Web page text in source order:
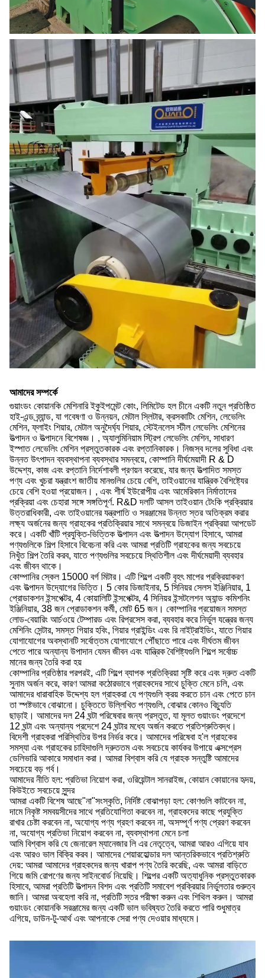
আমাদের সম্পর্কে
গুয়াংডং কোয়ানকি মেশিনারি ইকুইপমেন্ট কোং, লিমিটেড হল চীনে একটি নতুন প্রতিষ্ঠিত
হাই-এন্ড ব্র্যান্ড, যা গবেষণা ও উন্নয়ন, মেটাল স্লিটার, ক্রসকাটিং মেশিন, লেভেলিং
মেশিন, ফ্লাইং শিয়ার, মেটাল অনুদৈর্ঘ্য শিয়ার, স্টেইনলেস স্টীল লেভেলিং মেশিনের
উত্পাদন ও উত্পাদনে বিশেষজ্ঞ। , অ্যালুমিনিয়াম স্ট্রিপ লেভেলিং মেশিন, সাধারণ
ইস্পাত লেভেলিং মেশিন প্রস্তুতকারক এবং রপ্তানিকারক। নিজস্ব দলের সুবিধা এবং
উন্নত উৎপাদন ব্যবস্থাপনা ব্যবস্থার সমন্বয়ে, কোম্পানি দীর্ঘমেয়াদী R & D
উদ্দেশ্য, কাজ এবং রপ্তানি নির্দেশাবলী প্রণয়ন করেছে, যার জন্য উত্পাদিত সমস্ত
পণ্য এবং খুচরা যন্ত্রাংশ জাতীয় মানগুলির চেয়ে বেশি, তাইওয়ানের যান্ত্রিক বৈশিষ্ট্যের
চেয়ে বেশি হওয়া প্রয়োজন। , এবং শীর্ষ ইউরোপীয় এবং আমেরিকান নির্মাতাদের
প্রক্রিয়া এবং চেহারা সঙ্গে সঙ্গতিপূর্ণ. R&D দলটি আসল তাইওয়ান টেংকি প্রক্রিয়ার
উত্তরাধিকারী, এবং তাইওয়ানের যন্ত্রপাতি ও সরঞ্জামের উন্নত স্তর অতিক্রম করার
লক্ষ্য অর্জনের জন্য গ্রাহকের প্রতিক্রিয়ার সাথে সমন্বয়ে ডিজাইন প্রক্রিয়া আপডেট
করে। একটি খাঁটি প্রযুক্তি-ভিত্তিক উত্পাদন এবং উত্পাদন উদ্যোগ হিসাবে, আমরা
পণ্যগুলিকে শিল্প হিসাবে বিবেচনা করি এবং আমরা প্রতিটি গ্রাহকের জন্য সবচেয়ে
নিখুঁত শিল্প তৈরি করব, যাতে পণ্যগুলির সবচেয়ে স্থিতিশীল এবং দীর্ঘমেয়াদী ব্যবহার
এবং জীবন থাকে।
কোম্পানির স্কেল 15000 বর্গ মিটার। এটি শিল্পে একটি বৃহৎ মাপের প্রক্রিয়াকরণ
এবং উত্পাদন উদ্যোগের ভিত্তি। 5 কোর ডিজাইনার, 5 সিনিয়র সেলস ইঞ্জিনিয়ার, 1
প্রোডাকশন ইন্সপেক্টর, 4 কোয়ালিটি ইন্সপেক্টর, 4 সিনিয়র ইন্সটলেশন অ্যান্ড কমিশনিং
ইঞ্জিনিয়ার, 38 জন প্রোডাকশন কর্মী, মোট 65 জন। কোম্পানির প্রয়োজন সমস্ত
লোড-বেয়ারিং আর্চওয়ে টেম্পারড এবং রিপ্রসেস করা, ব্যবহার করে নির্ভুল যন্ত্রের জন্য
মেশিনিং সেন্টার, সমস্ত গিয়ার হবিং, গিয়ার গ্রাইন্ডিং এবং রি নাইট্রাইডিং, যাতে গিয়ার
যোগাযোগের অবস্থানটি সর্বোত্তম যোগাযোগে পৌঁছাতে পারে এবং দীর্ঘতম জীবন
পেতে পারে অন্যান্য উপাদান যেমন জীবন এবং যান্ত্রিক বৈশিষ্ট্যগুলি শিল্পে সর্বোচ্চ
মানের জন্য তৈরি করা হয়
কোম্পানির প্রতিষ্ঠার পরপরই, এটি শিল্পে ব্যাপক প্রতিক্রিয়া সৃষ্টি করে এবং দ্রুত একটি
সুনাম অর্জন করে, কারণ আমরা কঠোরভাবে গ্রাহকদের সাথে চুক্তি মেনে চলি, এবং
আমাদের ধারাবাহিক উদ্দেশ্য হল গ্রাহকরা যে পণ্যগুলি ক্রয় করতে চান এবং পেতে চান
তা স্পষ্টভাবে বোঝানো। চুক্তিতে উল্লিখিত পণ্যগুলি, বোঝার কোনও বিচ্যুতি
ছাড়াই। আমাদের দল 24 ঘন্টা পরিষেবার জন্য প্রস্তুত, যা মূলত গুয়াংডং প্রদেশে
12 ঘন্টা এবং অন্যান্য প্রদেশে 24 ঘন্টার মধ্যে অর্জন করতে প্রতিশ্রুতিবদ্ধ।
বিদেশী গ্রাহকরা পরিস্থিতির উপর নির্ভর করে। আমাদের পরিষেবা হ'ল গ্রাহকের
সমস্যা এবং গ্রাহকের চাহিদাগুলি দ্রুততম এবং সবচেয়ে কার্যকর উপায়ে এক্সপ্রেস
ডেলিভারি আকারে সমাধান করা। আমরা বিশ্বাস করি যে গ্রাহক সন্তুষ্টি আমাদের
সবচেয়ে বড় গর্ব।
আমাদের নীতি হল: প্রতিভা নিয়োগ করা, ওরিয়েন্টাল সানরাইজ, কোয়ান কোয়ানের হৃদয়,
কিউইতে সবচেয়ে সুন্দর
আমরা একটি বিশেষ আছে"না"সংস্কৃতি, নির্দিষ্ট বোঝাপড়া হল: কোণগুলি কাটবেন না,
দামে নিকৃষ্ট সমবয়সীদের সাথে প্রতিযোগিতা করবেন না, গ্রাহকদের কাছে প্রযুক্তি
রাখার চেষ্টা করবেন না, অযোগ্য পণ্য গ্রহণ করবেন না, অসম্পূর্ণ পণ্য প্রেরণ করবেন
না, অযোগ্য প্রতিভা নিয়োগ করবেন না, ব্যবস্থাপনা মেনে চলা
আমি বিশ্বাস করি যে জেনারেল ম্যানেজার লি এর নেতৃত্বে, আমরা আরও এগিয়ে যাব
এবং আরও ভাল বিক্রি করব। আমাদের শেয়ারহোল্ডার দল আন্তরিকভাবে প্রতিশ্রুতি
দেয়: আমরা আমাদের গ্রাহকদের জন্য খারাপ পণ্য তৈরি করেছি, এবং আমরা বাড়িতে
গিয়ে জমি রোপণের জন্য সাইনবোর্ড নিয়েছি। শিল্পের একটি অত্যাধুনিক প্রস্তুতকারক
হিসাবে, আমরা প্রতিটি উত্পাদন বিশদ এবং প্রতিটি সমাবেশ প্রক্রিয়ার নির্ভুলতার গুরুত্ব
জানি। আমরা অবহেলা করি না, প্রতিটি স্তর পরীক্ষা করুন এবং শিথিল করুন। আমরা
গুয়াংডং কোয়ানকি সরঞ্জামের জন্য একটি ভাল ভবিষ্যত তৈরি করতে পারি শুধুমাত্র
এগিয়ে, ডাউন-টু-আর্থ এবং আপনাকে সেরা পণ্য দেওয়ার মাধ্যমে।